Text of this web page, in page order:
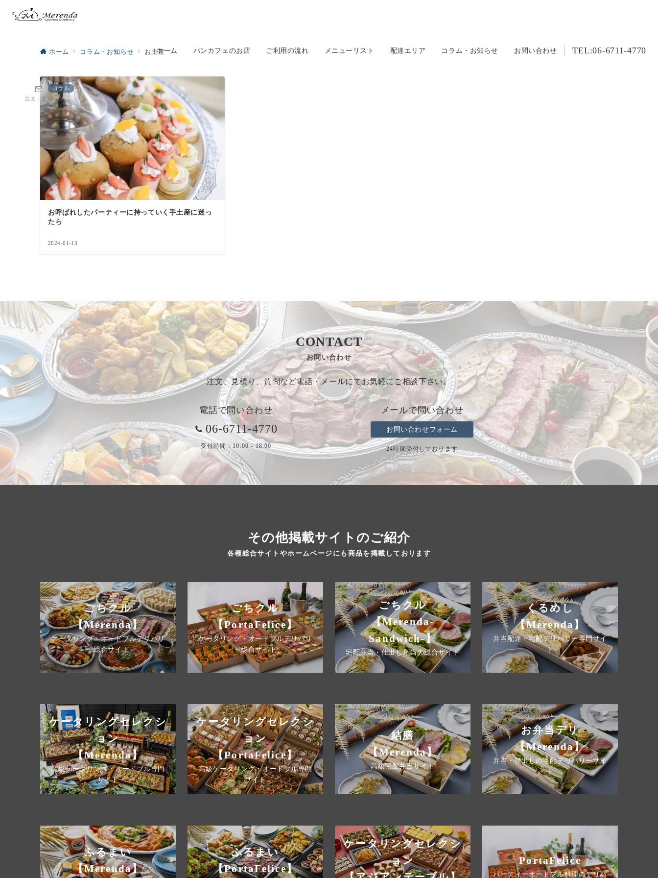
ホーム パンカフェのお店 ご利用の流れ メニューリスト 配達エリア コラム・お知らせ お問い合わせ TEL:06-6711-4770
注文・見積
ホーム コラム・お知らせ お土産
コラム
お呼ばれしたパーティーに持っていく手土産に迷っ
たら
2024-01-13
CONTACT
お問い合わせ
注文、見積り、質問など電話・メールにてお気軽にご相談下さい。
電話で問い合わせ
06-6711-4770
受付時間：10:00 - 18:00
メールで問い合わせ
お問い合わせフォーム
24時間受付しております
その他掲載サイトのご紹介
各種総合サイトやホームページにも商品を掲載しております
ごちクル
【Merenda】
ケータリング・オードブルデリバリ
ー総合サイト
ごちクル
【PortaFelice】
ケータリング・オードブルデリバリ
ー総合サイト
ごちクル
【Merenda-
Sandwich-】
宅配弁当・仕出し弁当の総合サイト
くるめし
【Merenda】
弁当配達・宅配デリバリー専門サイ
ト
ケータリングセレクシ
ョン
【Merenda】
高級ケータリング・オードブル専門
サイト
ケータリングセレクシ
ョン
【PortaFelice】
高級ケータリング・オードブル専門
サイト
結膳
【Merenda】
高級宅配弁当サイト
お弁当デリ
【Merenda】
弁当・仕出しの宅配デリバリーサイ
ト
ふるまい
【Merenda】
ふるまい
【PortaFelice】
ケータリングセレクシ
ョン
PortaFelice
パーティーオードブル料理のデリバ